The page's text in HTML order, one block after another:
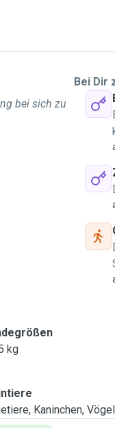
bei sich zu
Bei Dir
kg
Kaninchen,